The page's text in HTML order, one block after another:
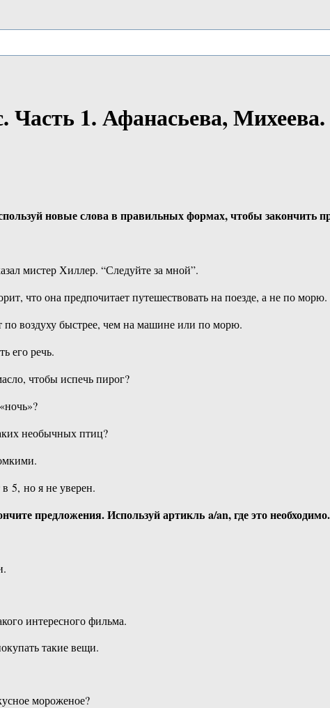
Часть 1. Афанасьева,
новые слова в правильных формах, чтобы закончить
мистер Хиллер. “Следуйте за мной”.
что она предпочитает путешествовать на поезде, а не по морю.
воздуху быстрее, чем на машине или по морю.
его речь.
чтобы испечь пирог?
необычных птиц?
5, но я не уверен.
предложения. Используй артикль a/an, где это необходимо.
интересного фильма.
такие вещи.
мороженое?